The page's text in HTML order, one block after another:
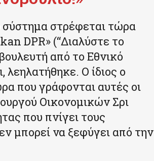
στρέφεται τώρα
DPR» (“Διαλύστε το
από το Εθνικό
Ο ίδιος ο
που γράφονται αυτές οι
Οικονομικών Σρι
που πνίγει τους
μπορεί να ξεφύγει από την